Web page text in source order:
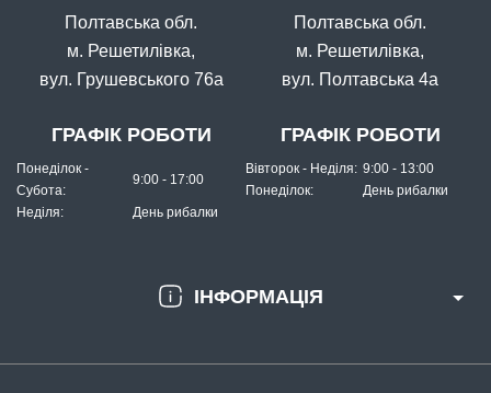
21 грн
Волосінь Winner KingFisher 30m. 0,10mm (без упаковки)
ІНФОРМАЦІЯ
Полтавська обл.
м. Решетилівка,
вул. Грушевського 76а
ГРАФІК РОБОТИ
Понеділок -
Субота:
9:00 - 17:00
Неділя: День рибалки
Полтавська обл.
м. Решетилівка,
вул. Полтавська 4а
ГРАФІК РОБОТИ
Вівторок - Неділя: 9:00 - 13:00
Понеділок:
День рибалки